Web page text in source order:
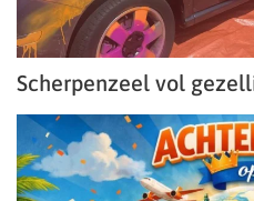
Scherpenzeel vol